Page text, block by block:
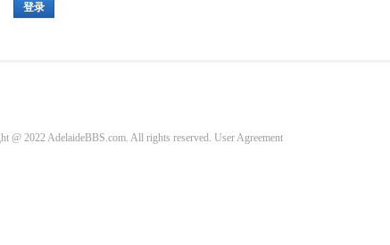
登录
@ 2022 AdelaideBBS.com. All rights reserved. User Agreement